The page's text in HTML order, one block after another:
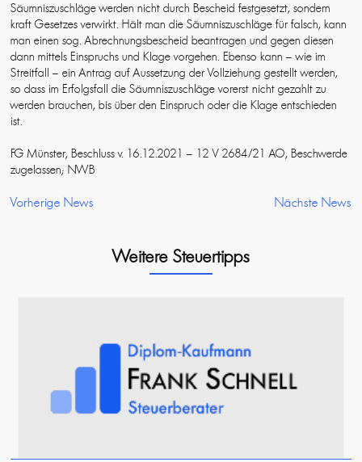
Säumniszuschläge werden nicht durch Bescheid festgesetzt, sondern
kraft Gesetzes verwirkt. Hält man die Säumniszuschläge für falsch, kann
man einen sog. Abrechnungsbescheid beantragen und gegen diesen
dann mittels Einspruchs und Klage vorgehen. Ebenso kann – wie im
Streitfall – ein Antrag auf Aussetzung der Vollziehung gestellt werden,
so dass im Erfolgsfall die Säumniszuschläge vorerst nicht gezahlt zu
werden brauchen, bis über den Einspruch oder die Klage entschieden
ist.
FG Münster, Beschluss v. 16.12.2021 – 12 V 2684/21 AO, Beschwerde
zugelassen; NWB
Vorherige News Nächste News
Weitere Steuertipps